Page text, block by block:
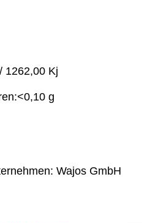
1262,00 Kj
g
Wajos GmbH